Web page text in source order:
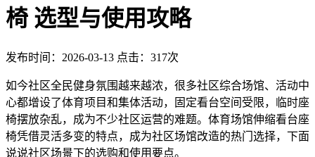
椅 选型与使用攻略
发布时间：2026-03-13 点击：317次
如今社区全民健身氛围越来越浓，很多社区综合场馆、活动中
心都增设了体育项目和集体活动，固定看台空间受限，临时座
椅摆放杂乱，成为不少社区运营的难题。体育场馆伸缩看台座
椅凭借灵活多变的特点，成为社区场馆改造的热门选择，下面
说说社区场景下的选购和使用要点。